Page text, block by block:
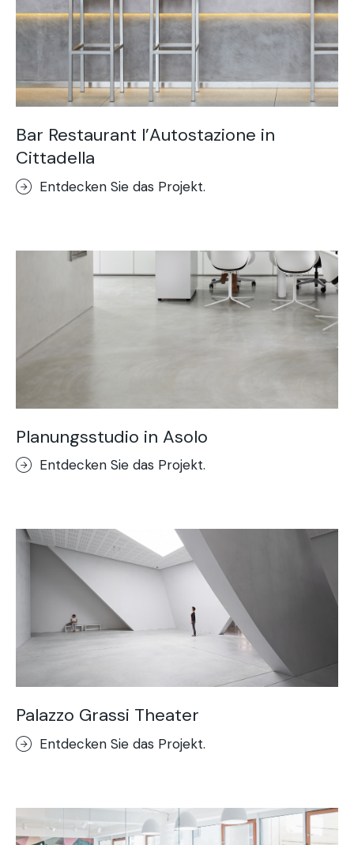
Bar Restaurant l’Autostazione in
Cittadella
Entdecken Sie das Projekt.
Planungsstudio in Asolo
Entdecken Sie das Projekt.
Palazzo Grassi Theater
Entdecken Sie das Projekt.